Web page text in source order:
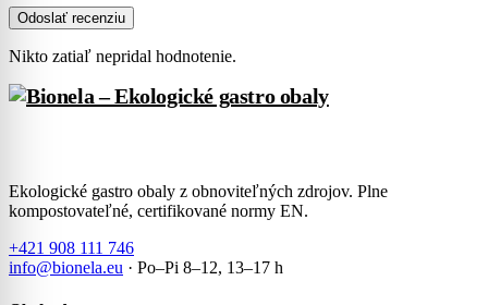
Nikto zatiaľ nepridal hodnotenie.
Ekologické gastro obaly z obnoviteľných zdrojov. Plne
kompostovateľné, certifikované normy EN.
+421 908 111 746
info@bionela.eu · Po–Pi 8–12, 13–17 h